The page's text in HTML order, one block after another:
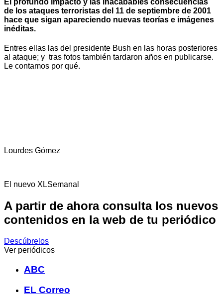
El profundo impacto y las inacabables consecuencias
de los ataques terroristas del 11 de septiembre de 2001
hace que sigan apareciendo nuevas teorías e imágenes
inéditas.
Entres ellas las del presidente Bush en las horas posteriores
al ataque; y tras fotos también tardaron años en publicarse.
Le contamos por qué.
Lourdes Gómez
El nuevo XLSemanal
A partir de ahora consulta los nuevos
contenidos en la web de tu periódico
Descúbrelos
Ver periódicos
ABC
EL Correo